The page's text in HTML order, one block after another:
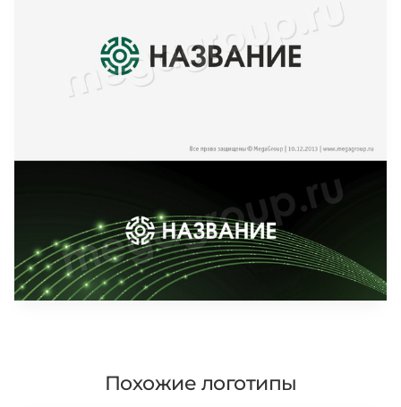
Похожие логотипы